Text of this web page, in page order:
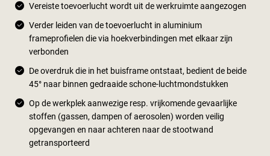
Vereiste toevoerlucht wordt uit de werkruimte aangezogen
Verder leiden van de toevoerlucht in aluminium
frameprofielen die via hoekverbindingen met elkaar zijn
verbonden
De overdruk die in het buisframe ontstaat, bedient de beide
45° naar binnen gedraaide schone-luchtmondstukken
Op de werkplek aanwezige resp. vrijkomende gevaarlijke
stoffen (gassen, dampen of aerosolen) worden veilig
opgevangen en naar achteren naar de stootwand
getransporteerd